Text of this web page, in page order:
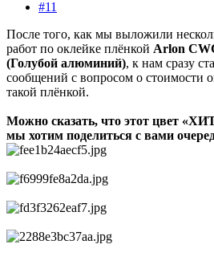
#11
После того, как мы выложили
работ по оклейке плёнкой Arlon
(Голубой алюминий), к нам сразу
сообщений с вопросом о стоимости
такой плёнкой.
Можно сказать, что этот цвет
мы хотим поделиться с вами